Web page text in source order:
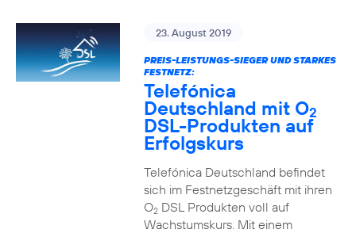
23. August 2019
PREIS-LEISTUNGS-SIEGER UND STARKES
FESTNETZ:
Telefónica
Deutschland mit O2
DSL-Produkten auf
Erfolgskurs
Telefónica Deutschland befindet
sich im Festnetzgeschäft mit ihren
O2DSL Produkten voll auf
Wachstumskurs. Mit einem